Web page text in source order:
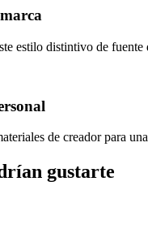
estilo distintivo de
de creador para
gustarte